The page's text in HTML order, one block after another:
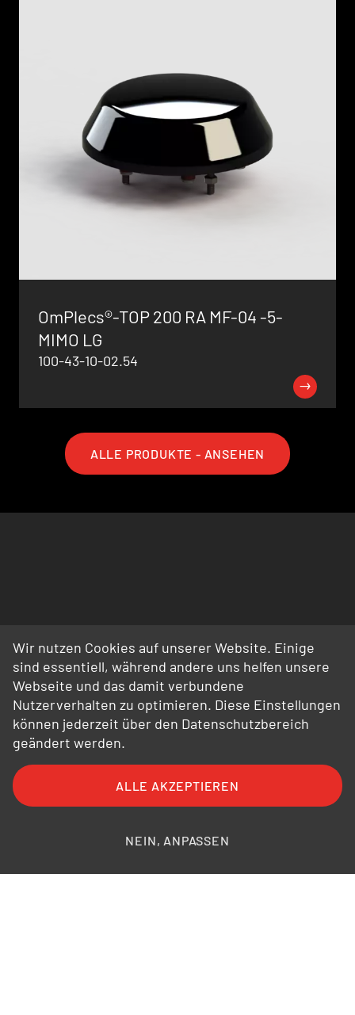
OmPlecs®-TOP 200 RA MF-04 -5-
MIMO LG
100-43-10-02.54
ALLE PRODUKTE - ANSEHEN
FAQ AGB AEB Datenschutz Impressum
Wir nutzen Cookies auf unserer Website. Einige
sind essentiell, während andere uns helfen unsere
Webseite und das damit verbundene
Nutzerverhalten zu optimieren. Diese Einstellungen
können jederzeit über den Datenschutzbereich
geändert werden.
ALLE AKZEPTIEREN
NEIN, ANPASSEN